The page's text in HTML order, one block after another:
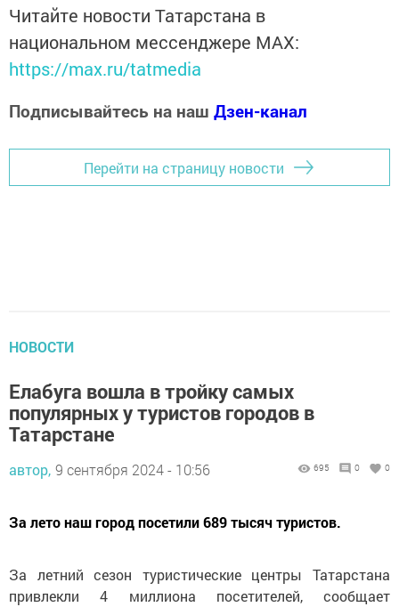
Читайте новости Татарстана в
национальном мессенджере MАХ:
https://max.ru/tatmedia
Подписывайтесь на наш Дзен-канал
Перейти на страницу новости
НОВОСТИ
Елабуга вошла в тройку самых
популярных у туристов городов в
Татарстане
автор, 9 сентября 2024 - 10:56 695 0 0
За лето наш город посетили 689 тысяч туристов.
За летний сезон туристические центры Татарстана
привлекли 4 миллиона посетителей, сообщает